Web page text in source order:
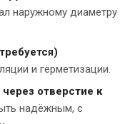
наружному диаметру
и герметизации.
отверстие к
надёжным, с